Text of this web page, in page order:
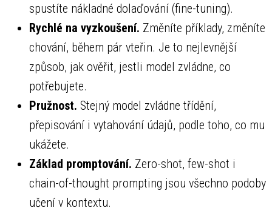
spustíte nákladné dolaďování (fine-tuning).
Rychlé na vyzkoušení. Změníte příklady, změníte
chování, během pár vteřin. Je to nejlevnější
způsob, jak ověřit, jestli model zvládne, co
potřebujete.
Pružnost. Stejný model zvládne třídění,
přepisování i vytahování údajů, podle toho, co mu
ukážete.
Základ promptování. Zero-shot, few-shot i
chain-of-thought prompting jsou všechno podoby
učení v kontextu.